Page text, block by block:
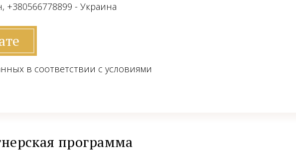
+380566778899 - Украина
в соответствии с условиями
программа